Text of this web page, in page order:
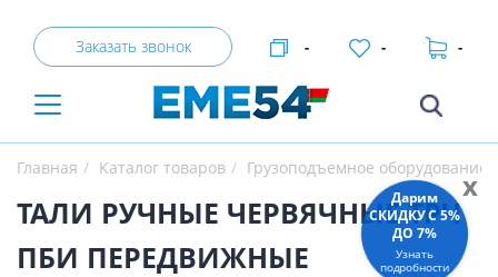
Заказать звонок - - -
Главная Каталог товаров Грузоподъемное оборудование
ТАЛИ РУЧНЫЕ ЧЕРВЯЧНЫЕ ТРЧ
ПБИ ПЕРЕДВИЖНЫЕ
x
Дарим
СКИДКУ C 5%
ДО 7%
Узнать
подробности